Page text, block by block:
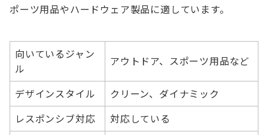
ポーツ用品やハードウェア製品に適しています。
向いているジャン
ル
アウトドア、スポーツ用品など
デザインスタイル
クリーン、ダイナミック
レスポンシブ対応
対応している